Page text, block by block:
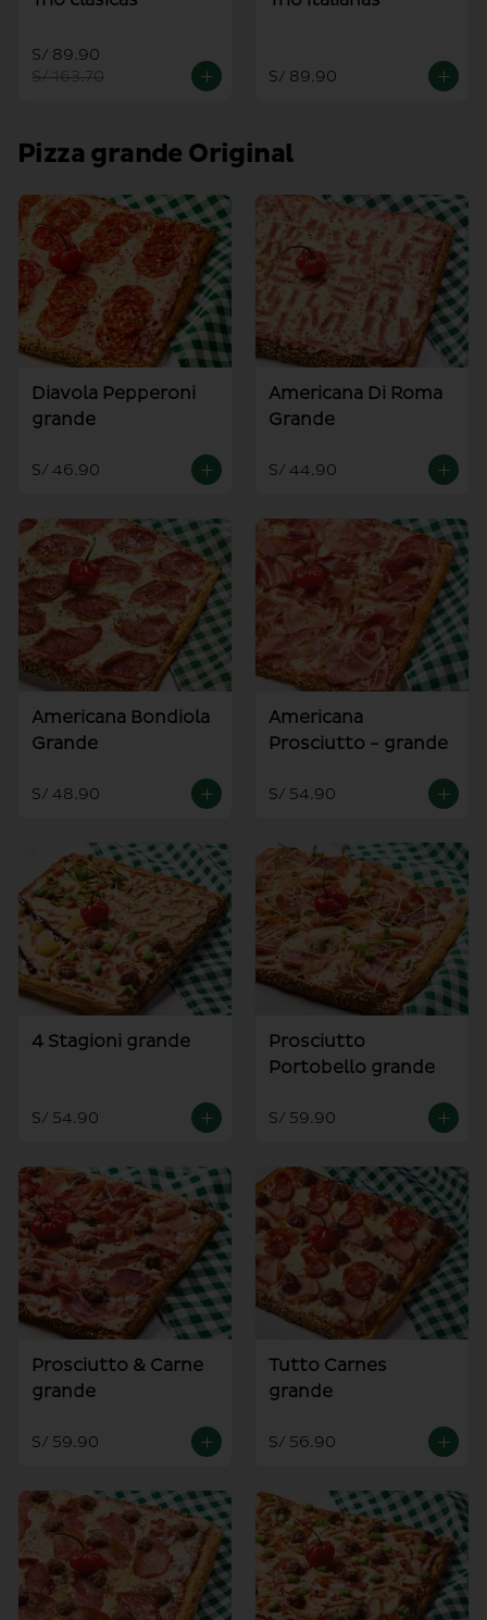
S/ 89.90
S/ 163.70
S/ 89.90
Pizza grande Original
Diavola Pepperoni
grande
S/ 46.90
Americana Di Roma
Grande
S/ 44.90
Americana Bondiola
Grande
S/ 48.90
Americana
Prosciutto - grande
S/ 54.90
4 Stagioni grande
S/ 54.90
Prosciutto
Portobello grande
S/ 59.90
Prosciutto & Carne
grande
S/ 59.90
Tutto Carnes
grande
S/ 56.90